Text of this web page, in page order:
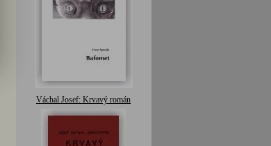
Váchal Josef: Krvavý román